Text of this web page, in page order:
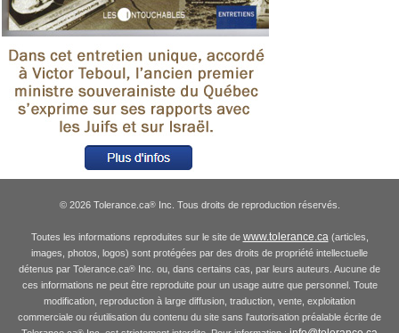
© 2026 Tolerance.ca®Inc. Tous droits de reproduction réservés.
Toutes les informations reproduites sur le site de www.tolerance.ca (articles,
images, photos, logos) sont protégées par des droits de propriété intellectuelle
détenus par Tolerance.ca® Inc. ou, dans certains cas, par leurs auteurs. Aucune de
ces informations ne peut être reproduite pour un usage autre que personnel. Toute
modification, reproduction à large diffusion, traduction, vente, exploitation
commerciale ou réutilisation du contenu du site sans l'autorisation préalable écrite de